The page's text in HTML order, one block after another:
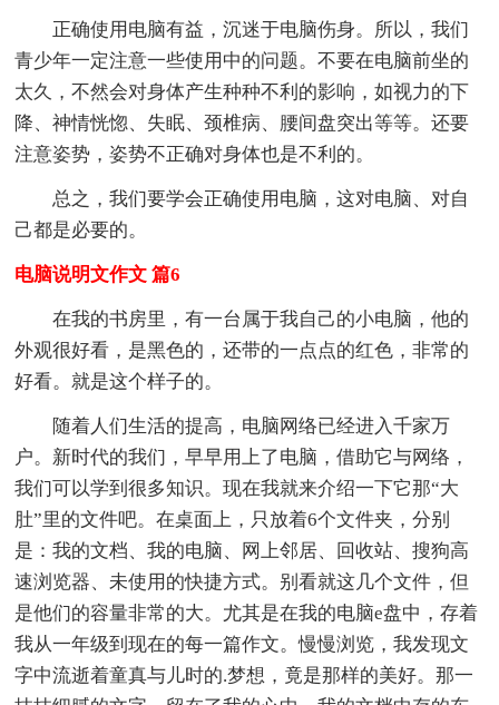
正确使用电脑有益，沉迷于电脑伤身。所以，我们
青少年一定注意一些使用中的问题。不要在电脑前坐的
太久，不然会对身体产生种种不利的影响，如视力的下
降、神情恍惚、失眠、颈椎病、腰间盘突出等等。还要
注意姿势，姿势不正确对身体也是不利的。
总之，我们要学会正确使用电脑，这对电脑、对自
己都是必要的。
电脑说明文作文 篇6
在我的书房里，有一台属于我自己的小电脑，他的
外观很好看，是黑色的，还带的一点点的红色，非常的
好看。就是这个样子的。
随着人们生活的提高，电脑网络已经进入千家万
户。新时代的我们，早早用上了电脑，借助它与网络，
我们可以学到很多知识。现在我就来介绍一下它那“大
肚”里的文件吧。在桌面上，只放着6个文件夹，分别
是：我的文档、我的电脑、网上邻居、回收站、搜狗高
速浏览器、未使用的快捷方式。别看就这几个文件，但
是他们的容量非常的大。尤其是在我的电脑e盘中，存着
我从一年级到现在的每一篇作文。慢慢浏览，我发现文
字中流逝着童真与儿时的.梦想，竟是那样的美好。那一